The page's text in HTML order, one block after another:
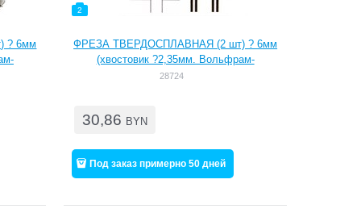
? 6мм
2
ФРЕЗА ТВЕРДОСПЛАВНАЯ (2 шт) ? 6мм
(хвостовик ?2,35мм. Вольфрам-
ванадиевые фрезы. Высокоточная
твердой древесине, цветным и
Идеальны для фрезерования, фа
28724
30,86 BYN
Под заказ примерно 50 дней